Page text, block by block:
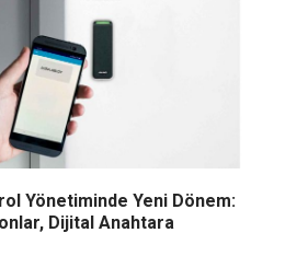
Yönetiminde Yeni Dönem:
Dijital Anahtara